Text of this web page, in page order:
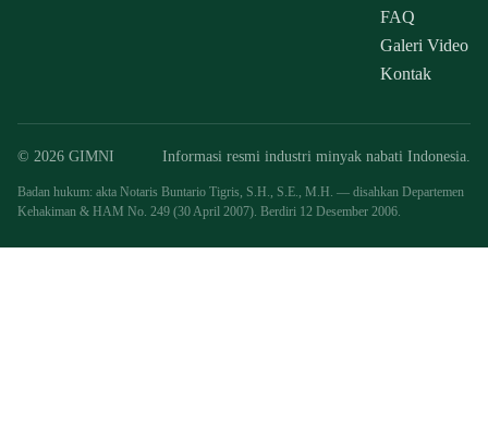
FAQ
Galeri Video
Kontak
© 2026 GIMNI Informasi resmi industri minyak nabati Indonesia.
Badan hukum: akta Notaris Buntario Tigris, S.H., S.E., M.H. — disahkan Departemen
Kehakiman & HAM No. 249 (30 April 2007). Berdiri 12 Desember 2006.